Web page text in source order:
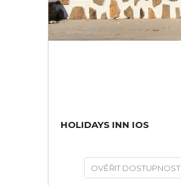
HOLIDAYS INN IOS
OVĚŘIT DOSTUPNOST